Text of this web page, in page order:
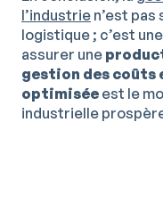
l’industrie n’est
logistique ; c’est
assurer une
gestion des coûts
optimisée est le
industrielle